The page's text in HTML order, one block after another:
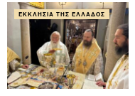
ΕΚΚΛΗΣΊΑ ΤΗΣ ΕΛΛΆΔΟΣ